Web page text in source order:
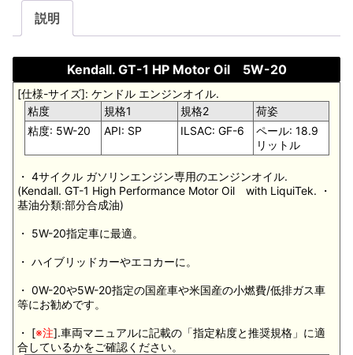
説明
Kendall. GT-1 HP Motor Oil 5W-20
[仕様-サイズ]: ケンドル エンジンオイル.
粘度
規格1 規格2
荷姿
粘度: 5W-20
API: SP ILSAC: GF-6
ペール: 18.9
リットル
・ 4サイクル ガソリンエンジン専用のエンジンオイル.
(Kendall. GT-1 High Performance Motor Oil with LiquiTek. ・
基油分類:部分合成油)
・ 5W-20指定車に最適。
・ ハイブリッドカーやエコカーに。
・ 0W-20や5W-20指定の国産車や米国産の小燃費/低排ガス車
等にお勧めです。
・ [※注].車両マニュアルに記載の「指定粘度と推奨規格」に適
合しているかをご確認ください。